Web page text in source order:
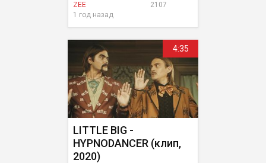
2107
ZEE
1 год назад
4:35
LITTLE BIG -
HYPNODANCER (клип,
2020)